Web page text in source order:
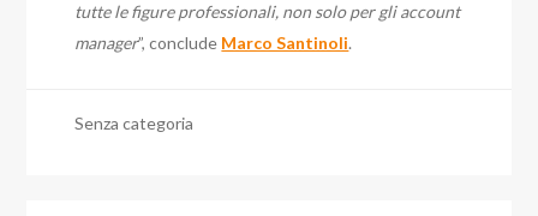
tutte le figure professionali, non solo per gli account
manager”, conclude Marco Santinoli.
Senza categoria